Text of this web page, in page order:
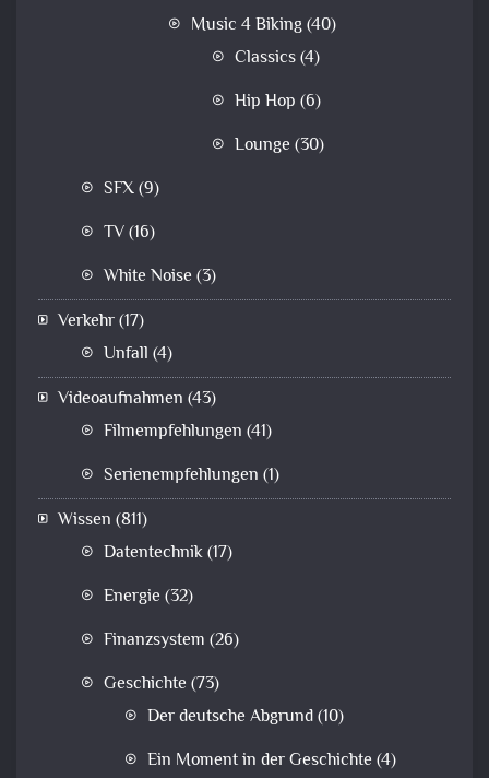
Music 4 Biking(40)
Classics(4)
Hip Hop (6)
Lounge (30)
SFX(9)
TV(16)
White Noise (3)
Verkehr(17)
Unfall (4)
Videoaufnahmen (43)
Filmempfehlungen (41)
Serienempfehlungen (1)
Wissen (811)
Datentechnik(17)
Energie (32)
Finanzsystem (26)
Geschichte (73)
Der deutsche Abgrund(10)
Ein Moment in der Geschichte (4)